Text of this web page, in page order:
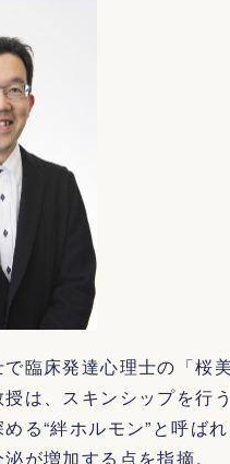
臨床発達心理士の「桜
は、スキンシップを行
る“絆ホルモン”と呼ば
が増加する点を指摘。